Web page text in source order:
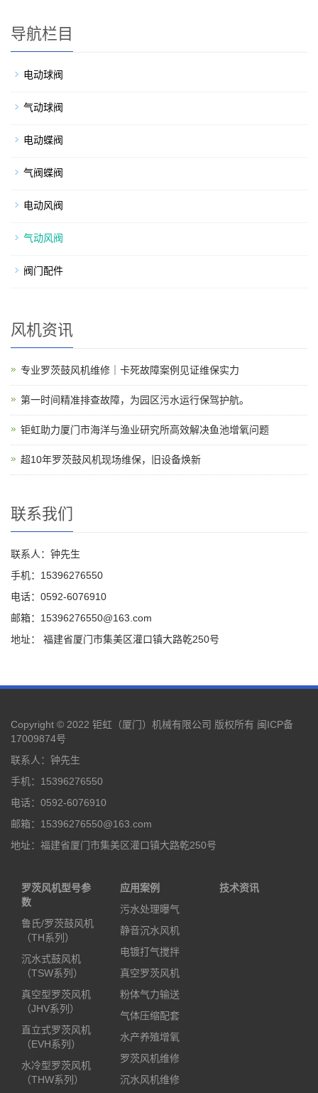
导航栏目
电动球阀
气动球阀
电动蝶阀
气阀蝶阀
电动风阀
气动风阀
阀门配件
风机资讯
专业罗茨鼓风机维修｜卡死故障案例见证维保实力
第一时间精准排查故障，为园区污水运行保驾护航。
钜虹助力厦门市海洋与渔业研究所高效解决鱼池增氧问题
超10年罗茨鼓风机现场维保，旧设备焕新
联系我们
联系人：钟先生
手机：15396276550
电话：0592-6076910
邮箱：15396276550@163.com
地址： 福建省厦门市集美区灌口镇大路乾250号
Copyright © 2022 钜虹（厦门）机械有限公司 版权所有 闽ICP备
17009874号
联系人：钟先生
手机：15396276550
电话：0592-6076910
邮箱：15396276550@163.com
地址：福建省厦门市集美区灌口镇大路乾250号
罗茨风机型号参
数
鲁氏/罗茨鼓风机
（TH系列）
沉水式鼓风机
（TSW系列）
真空型罗茨风机
（JHV系列）
直立式罗茨风机
（EVH系列）
水冷型罗茨风机
（THW系列）
应用案例
污水处理曝气
静音沉水风机
电镀打气搅拌
真空罗茨风机
粉体气力输送
气体压缩配套
水产养殖增氧
罗茨风机维修
沉水风机维修
技术资讯